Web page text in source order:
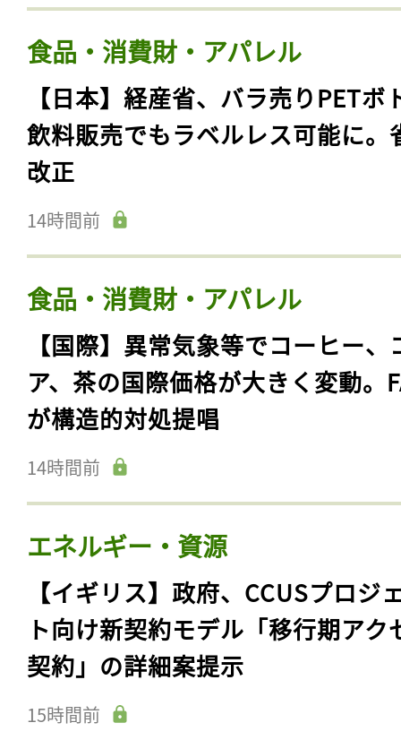
食品・消費財・アパレル
【日本】経産省、バラ売りPETボ
飲料販売でもラベルレス可能に。
改正
14時間前
食品・消費財・アパレル
【国際】異常気象等でコーヒー、
ア、茶の国際価格が大きく変動。
が構造的対処提唱
14時間前
エネルギー・資源
【イギリス】政府、CCUSプロジ
ト向け新契約モデル「移行期アク
契約」の詳細案提示
15時間前